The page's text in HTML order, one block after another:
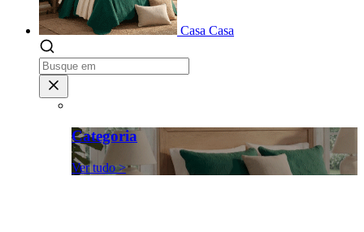
Casa Casa
Categoria
Ver tudo >